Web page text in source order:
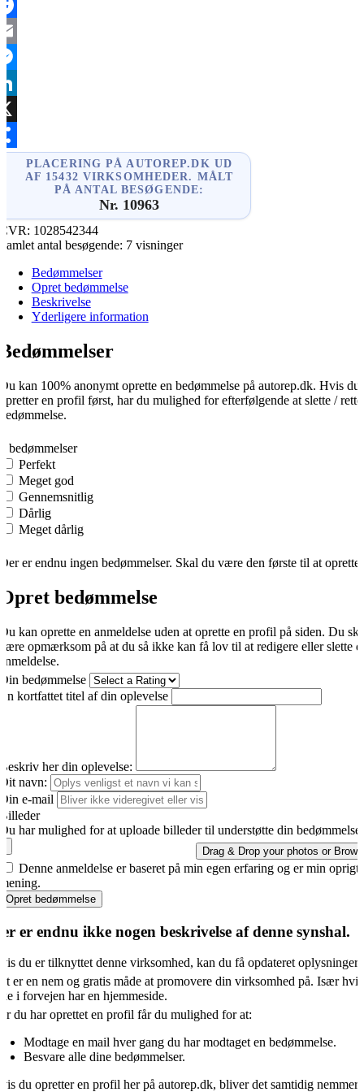
PLACERING PÅ AUTOREP.DK UD
AF 15432 VIRKSOMHEDER. MÅLT
PÅ ANTAL BESØGENDE:
Nr. 10963
1028542344
antal besøgende: 7 visninger
Bedømmelser
Opret bedømmelse
Beskrivelse
Yderligere information
kan 100% anonymt oprette en bedømmelse på autorep.dk. Hvis du
en profil først, har du mulighed for efterfølgende at slette /
bedømmelser
Perfekt
Meget god
Gennemsnitlig
Dårlig
Meget dårlig
er endnu ingen bedømmelser. Skal du være den første til at oprette
bedømmelse
kan oprette en anmeldelse uden at oprette en profil på siden. Du
opmærksom på at du så ikke kan få lov til at redigere eller slette
bedømmelse
kortfattet titel af din oplevelse
her din oplevelse:
navn:
e-mail
har mulighed for at uploade billeder til understøtte din bedømmelse.
Drag & Drop your photos or
Denne anmeldelse er baseret på min egen erfaring og er min
Opret bedømmelse
er endnu ikke nogen beskrivelse af denne synshal.
du er tilknyttet denne virksomhed, kan du få opdateret
er en nem og gratis måde at promovere din virksomhed på. Især
i forvejen har en hjemmeside.
du har oprettet en profil får du mulighed for at:
Modtage en mail hver gang du har modtaget en bedømmelse.
Besvare alle dine bedømmelser.
du opretter en profil her på autorep.dk, bliver det samtidig